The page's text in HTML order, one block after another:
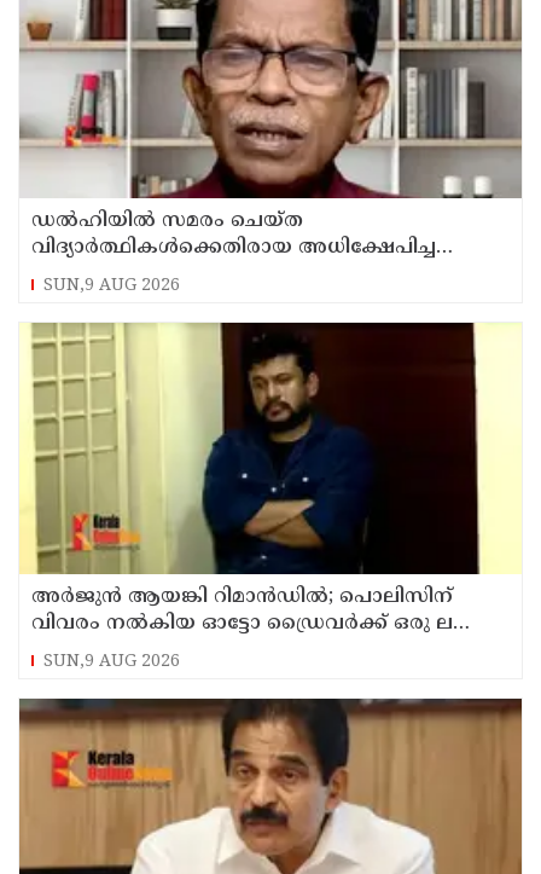
ഡൽഹിയിൽ സമരം ചെയ്ത
വിദ്യാർത്ഥികൾക്കെതിരായ അധിക്ഷേപിച്ച
കേസില്‍ സംഘപരിവാർ സഹയാത്രികൻ ടി ജി
SUN,9 AUG 2026
അര്‍ജുന്‍ ആയങ്കി റിമാന്‍ഡില്‍; പൊലിസിന്
വിവരം നൽകിയ ഓട്ടോ ഡ്രൈവർക്ക് ഒരു ലക്ഷം
പാരിതോഷികം നൽകുമെന്ന് മന്ത്രി
SUN,9 AUG 2026